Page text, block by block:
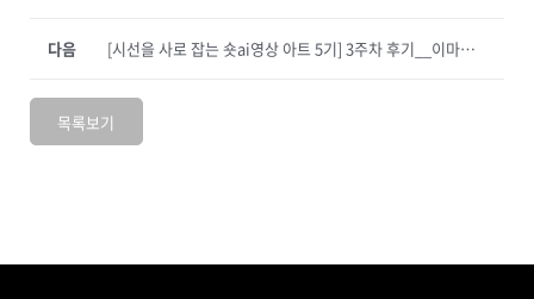
[시선을 사로 잡는 숏ai영상 아트 5기] 3주차 후기__이마블aimarble
다음
목록보기